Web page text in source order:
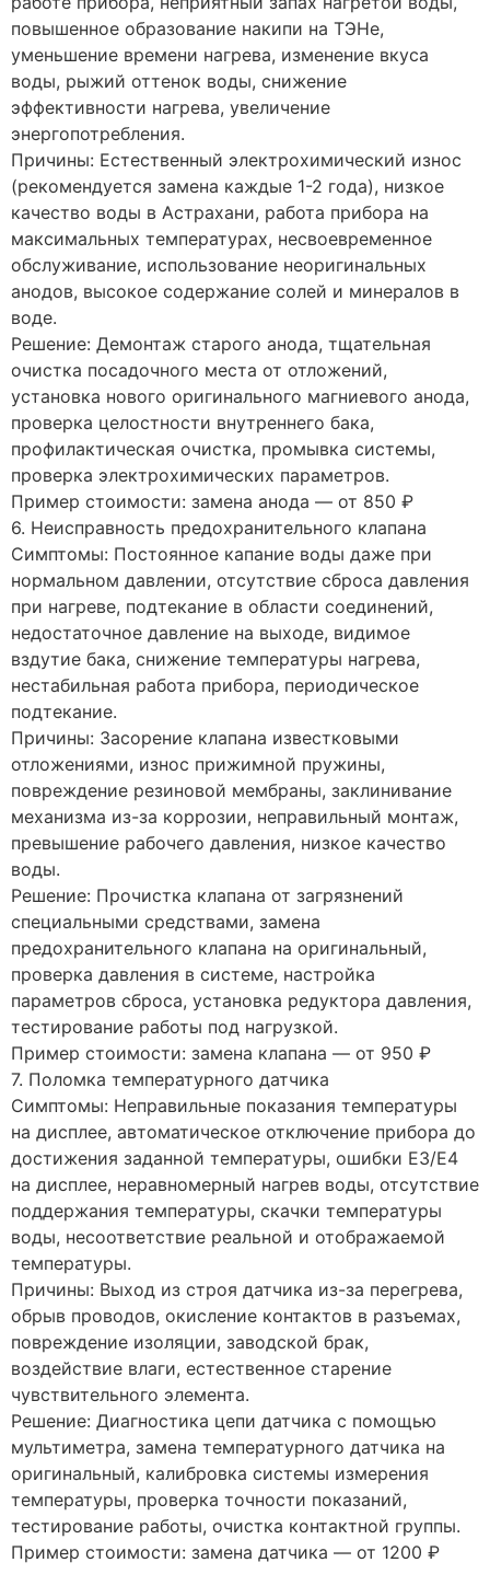
повышенное образование накипи на ТЭНе,
уменьшение времени нагрева, изменение вкуса
воды, рыжий оттенок воды, снижение
эффективности нагрева, увеличение
энергопотребления.
Причины: Естественный электрохимический износ
(рекомендуется замена каждые 1-2 года), низкое
качество воды в Астрахани, работа прибора на
максимальных температурах, несвоевременное
обслуживание, использование неоригинальных
анодов, высокое содержание солей и минералов в
воде.
Решение: Демонтаж старого анода, тщательная
очистка посадочного места от отложений,
установка нового оригинального магниевого анода,
проверка целостности внутреннего бака,
профилактическая очистка, промывка системы,
проверка электрохимических параметров.
Пример стоимости: замена анода — от 850 ₽
6. Неисправность предохранительного клапана
Симптомы: Постоянное капание воды даже при
нормальном давлении, отсутствие сброса давления
при нагреве, подтекание в области соединений,
недостаточное давление на выходе, видимое
вздутие бака, снижение температуры нагрева,
нестабильная работа прибора, периодическое
подтекание.
Причины: Засорение клапана известковыми
отложениями, износ прижимной пружины,
повреждение резиновой мембраны, заклинивание
механизма из-за коррозии, неправильный монтаж,
превышение рабочего давления, низкое качество
воды.
Решение: Прочистка клапана от загрязнений
специальными средствами, замена
предохранительного клапана на оригинальный,
проверка давления в системе, настройка
параметров сброса, установка редуктора давления,
тестирование работы под нагрузкой.
Пример стоимости: замена клапана — от 950 ₽
7. Поломка температурного датчика
Симптомы: Неправильные показания температуры
на дисплее, автоматическое отключение прибора до
достижения заданной температуры, ошибки E3/E4
на дисплее, неравномерный нагрев воды, отсутствие
поддержания температуры, скачки температуры
воды, несоответствие реальной и отображаемой
температуры.
Причины: Выход из строя датчика из-за перегрева,
обрыв проводов, окисление контактов в разъемах,
повреждение изоляции, заводской брак,
воздействие влаги, естественное старение
чувствительного элемента.
Решение: Диагностика цепи датчика с помощью
мультиметра, замена температурного датчика на
оригинальный, калибровка системы измерения
температуры, проверка точности показаний,
тестирование работы, очистка контактной группы.
Пример стоимости: замена датчика — от 1200 ₽